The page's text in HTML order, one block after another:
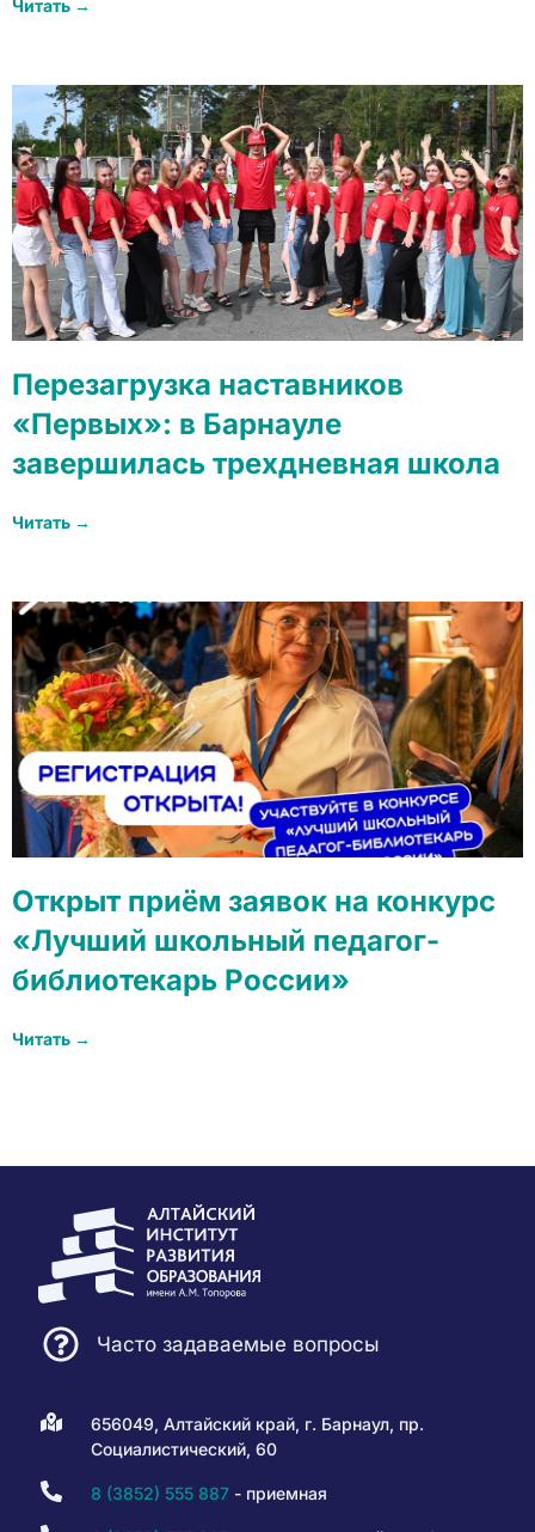
Читать →
Перезагрузка наставников
«Первых»: в Барнауле
завершилась трехдневная школа
Читать →
Открыт приём заявок на конкурс
«Лучший школьный педагог-
библиотекарь России»
Читать →
Часто задаваемые вопросы
656049, Алтайский край, г. Барнаул, пр.
Социалистический, 60
8 (3852) 555 887- приемная